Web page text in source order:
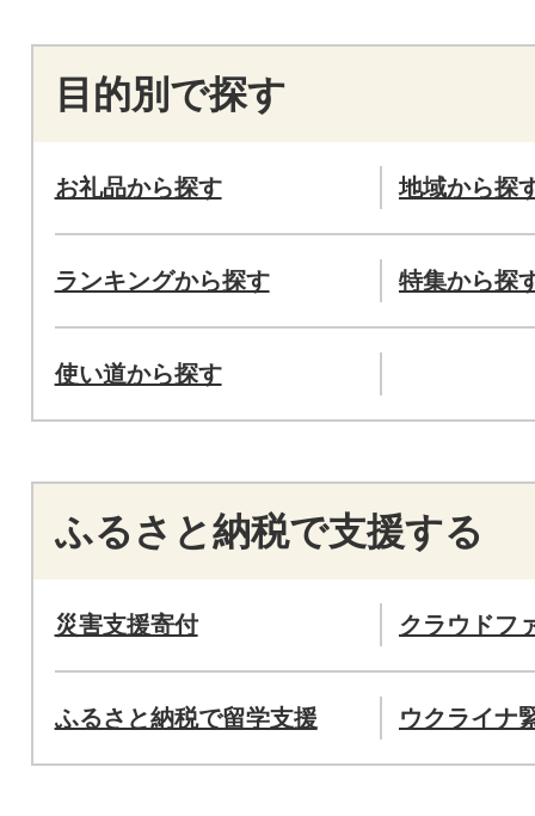
目的別で探す
お礼品から探す 地域から探
ランキングから探す 特集から探
使い道から探す
ふるさと納税で支援する
災害支援寄付 クラウドフ
ふるさと納税で留学支援 ウクライナ